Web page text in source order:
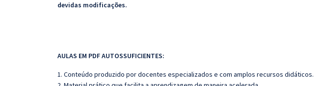
devidas modificações.
AULAS EM PDF AUTOSSUFICIENTES:
1. Conteúdo produzido por docentes especializados e com amplos recursos didáticos.